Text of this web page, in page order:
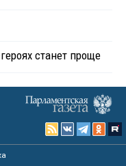
станет проще